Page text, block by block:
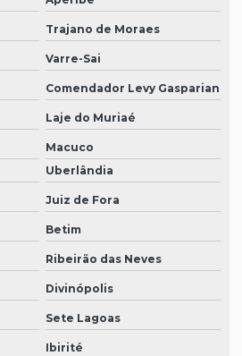
Trajano de Moraes
Varre-Sai
Comendador Levy Gasparian
Laje do Muriaé
Macuco
Uberlândia
Juiz de Fora
Betim
Ribeirão das Neves
Divinópolis
Sete Lagoas
Ibirité